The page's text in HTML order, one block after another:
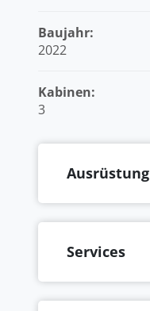
Baujahr:
2022
Kabinen:
3
Ausrüstung
Services